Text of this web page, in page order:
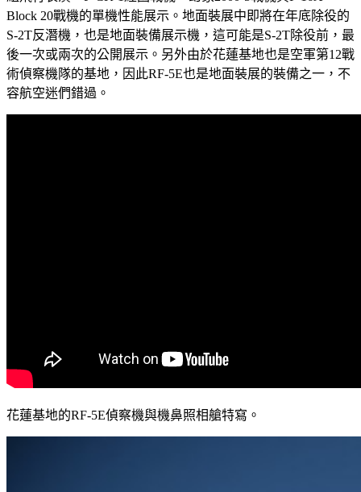
Block 20戰機的單機性能展示。地面裝展中即將在年底除役的
S-2T反潛機，也是地面裝備展示機，這可能是S-2T除役前，最
後一次或兩次的公開展示。另外由於花蓮基地也是空軍第12戰
術偵察機隊的基地，因此RF-5E也是地面裝展的裝備之一，不
容航空迷們錯過。
花蓮基地的RF-5E偵察機與機鼻照相艙特寫。